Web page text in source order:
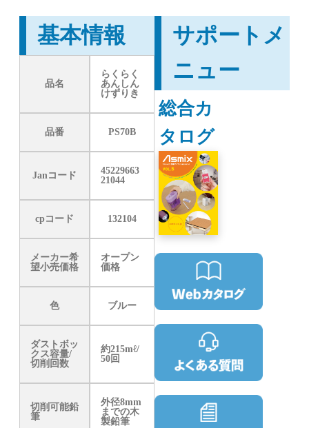
基本情報
品名
らくらく
あんしん
けずりき
品番 PS70B
Janコード
45229663
21044
cpコード 132104
メーカー希
望小売価格
オープン
価格
色 ブルー
ダストボッ
クス容量/
切削回数
約215mℓ/
50回
切削可能鉛
筆
外径8mm
までの木
製鉛筆
サポートメ
ニュー
総合カ
タログ